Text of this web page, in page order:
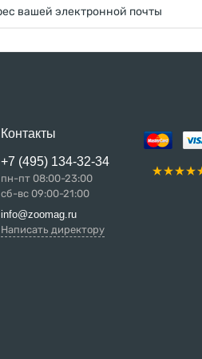
Контакты
+7 (495) 134-32-34
пн-пт 08:00-23:00
сб-вс 09:00-21:00
info@zoomag.ru
Написать директору